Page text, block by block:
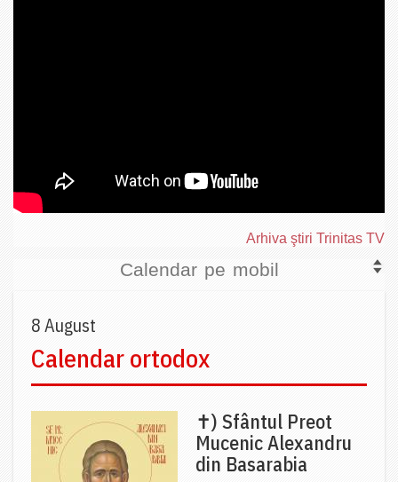
Arhiva ştiri Trinitas TV
Calendar pe mobil
8 August
Calendar ortodox
✝) Sfântul Preot
Mucenic Alexandru
din Basarabia